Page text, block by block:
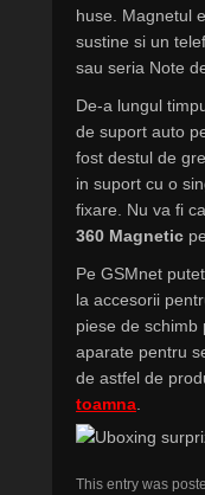
huse. Magnetul
sustine si un
sau seria Note
De-a lungul
de suport auto
fost destul de
in suport cu o
fixare. Nu va fi
360 Magnetic
Pe GSMnet
la accesorii
piese de schimb
aparate pentru
de astfel de
toamna
This entry was